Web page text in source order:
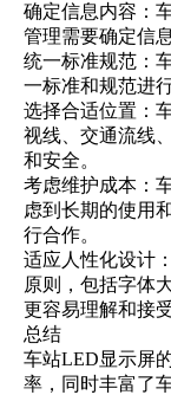
确定信息内容：
管理需要确定信
统一标准规范：
一标准和规范进
选择合适位置：
视线、交通流线
和安全。
考虑维护成本：
虑到长期的使用
行合作。
适应人性化设计
原则，包括字体
更容易理解和接
总结
车站LED显示屏
率，同时丰富了